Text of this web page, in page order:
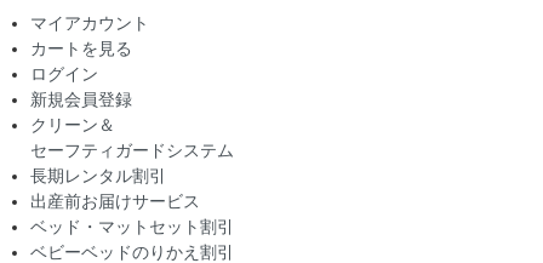
マイアカウント
カートを見る
ログイン
新規会員登録
クリーン＆
セーフティガードシステム
長期レンタル割引
出産前お届けサービス
ベッド・マットセット割引
ベビーベッドのりかえ割引